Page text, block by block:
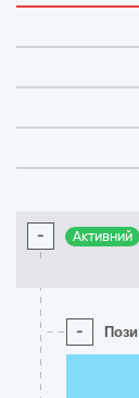
- Активний
-